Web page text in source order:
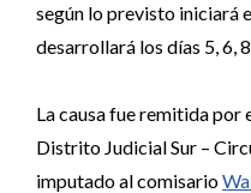
según lo previsto iniciará
desarrollará los días 5, 6,
La causa fue remitida por
Distrito Judicial Sur –
imputado al comisario